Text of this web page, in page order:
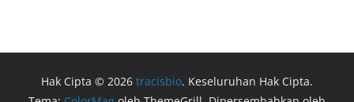
Hak Cipta © 2026 tracisbio. Keseluruhan Hak Cipta.